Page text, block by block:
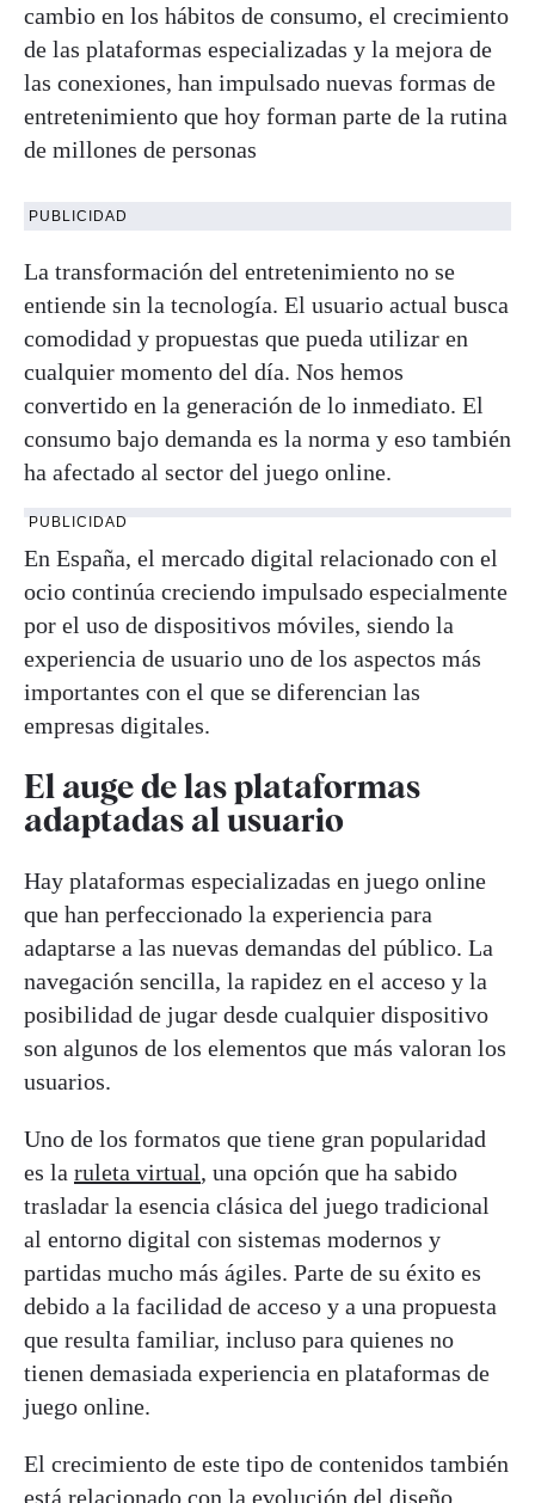
cambio en los hábitos de consumo, el crecimiento
de las plataformas especializadas y la mejora de
las conexiones, han impulsado nuevas formas de
entretenimiento que hoy forman parte de la rutina
de millones de personas
PUBLICIDAD
La transformación del entretenimiento no se
entiende sin la tecnología. El usuario actual busca
comodidad y propuestas que pueda utilizar en
cualquier momento del día. Nos hemos
convertido en la generación de lo inmediato. El
consumo bajo demanda es la norma y eso también
ha afectado al sector del juego online.
PUBLICIDAD
En España, el mercado digital relacionado con el
ocio continúa creciendo impulsado especialmente
por el uso de dispositivos móviles, siendo la
experiencia de usuario uno de los aspectos más
importantes con el que se diferencian las
empresas digitales.
El auge de las plataformas
adaptadas al usuario
Hay plataformas especializadas en juego online
que han perfeccionado la experiencia para
adaptarse a las nuevas demandas del público. La
navegación sencilla, la rapidez en el acceso y la
posibilidad de jugar desde cualquier dispositivo
son algunos de los elementos que más valoran los
usuarios.
Uno de los formatos que tiene gran popularidad
es la ruleta virtual, una opción que ha sabido
trasladar la esencia clásica del juego tradicional
al entorno digital con sistemas modernos y
partidas mucho más ágiles. Parte de su éxito es
debido a la facilidad de acceso y a una propuesta
que resulta familiar, incluso para quienes no
tienen demasiada experiencia en plataformas de
juego online.
El crecimiento de este tipo de contenidos también
está relacionado con la evolución del diseño